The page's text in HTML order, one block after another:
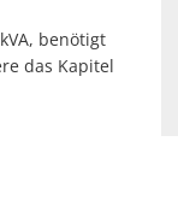
benötigt
das Kapitel